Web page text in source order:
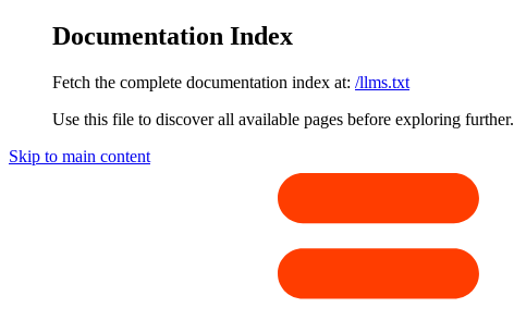
Documentation Index
Fetch the complete documentation index at: /llms.txt
Use this file to discover all available pages before exploring further.
Skip to main content